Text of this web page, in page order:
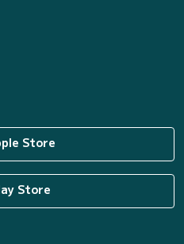
Store
Store